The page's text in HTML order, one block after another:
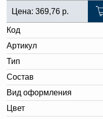
Цена: 369,76 р.
Код
Артикул
Тип
Состав
Вид оформления
Цвет